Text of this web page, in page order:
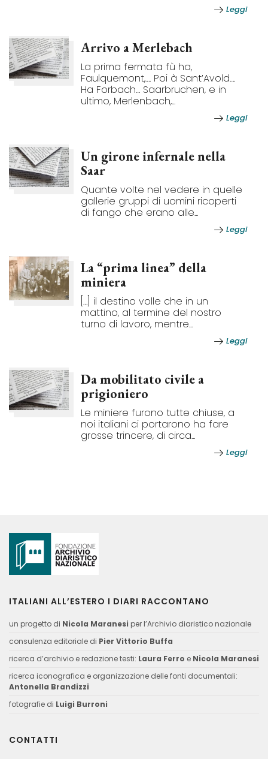
Leggi
Arrivo a Merlebach
La prima fermata fù ha,
Faulquemont,…. Poi à Sant’Avold….
Ha Forbach… Saarbruchen, e in
ultimo, Merlenbach,...
Leggi
Un girone infernale nella
Saar
Quante volte nel vedere in quelle
gallerie gruppi di uomini ricoperti
di fango che erano alle...
Leggi
La “prima linea” della
miniera
[…] il destino volle che in un
mattino, al termine del nostro
turno di lavoro, mentre...
Leggi
Da mobilitato civile a
prigioniero
Le miniere furono tutte chiuse, a
noi italiani ci portarono ha fare
grosse trincere, di circa...
Leggi
ITALIANI ALL’ESTERO I DIARI RACCONTANO
un progetto di Nicola Maranesi per l’Archivio diaristico nazionale
consulenza editoriale di Pier Vittorio Buffa
ricerca d’archivio e redazione testi: Laura Ferro e Nicola Maranesi
ricerca iconografica e organizzazione delle fonti documentali:
Antonella Brandizzi
fotografie di Luigi Burroni
CONTATTI